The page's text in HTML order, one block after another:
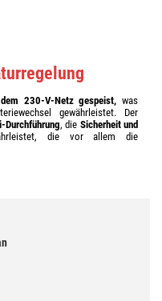
230-V-Netz gespeist, was
gewährleistet. Der
Durchführung, die Sicherheit und
die vor allem die